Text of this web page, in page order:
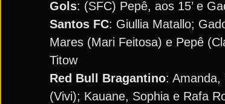
Gols: (SFC) Pepê, aos 15’ e
Santos FC: Giullia Matallo;
Mares (Mari Feitosa) e Pepê
Titow
Red Bull Bragantino: Amanda,
(Vivi); Kauane, Sophia e Rafa